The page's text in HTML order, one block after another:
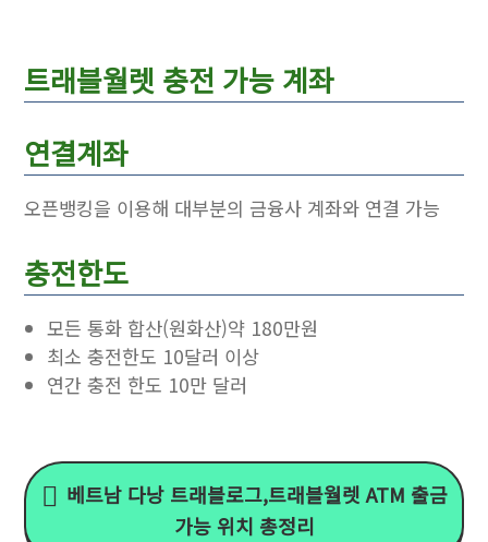
트래블월렛 충전 가능 계좌
연결계좌
오픈뱅킹을 이용해 대부분의 금융사 계좌와 연결 가능
충전한도
모든 통화 합산(원화산)약 180만원
최소 충전한도 10달러 이상
연간 충전 한도 10만 달러
베트남 다낭 트래블로그,트래블월렛 ATM 출금
가능 위치 총정리